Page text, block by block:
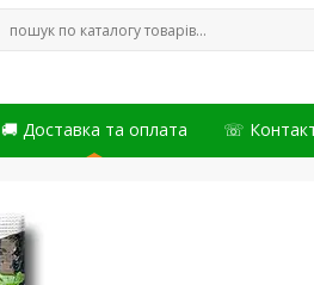
🚚 Доставка та оплата ☏